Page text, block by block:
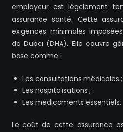
employeur est légalement
assurance santé. Cette
exigences minimales
de Dubaï (DHA). Elle couvre
base comme :
Les consultations médicales ;
Les hospitalisations ;
Les médicaments essentiels.
Le coût de cette assurance